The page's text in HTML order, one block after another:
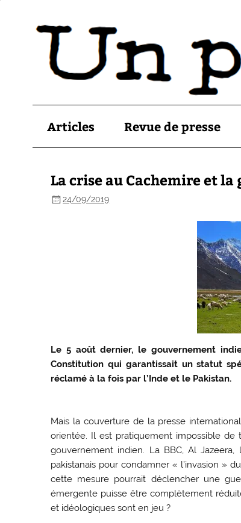
Articles Revue de presse
La crise au Cachemire et
24/09/2019
Le 5 août dernier, le gouvernement
Constitution qui garantissait un statut
réclamé à la fois par l’Inde et le Pakistan.
Mais la couverture de la presse
orientée. Il est pratiquement impossible de
gouvernement indien. La BBC, Al Jazeera,
pakistanais pour condamner « l’invasion »
cette mesure pourrait déclencher une
émergente puisse être complètement
et idéologiques sont en jeu ?